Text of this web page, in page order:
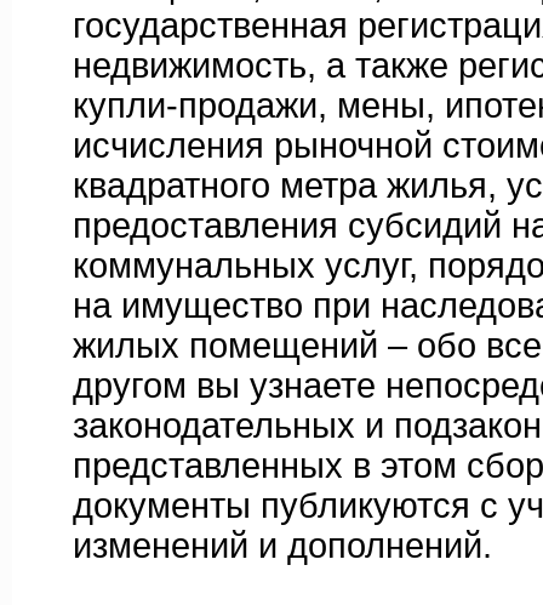
государственная
недвижимость, а также
купли-продажи, мены,
исчисления рыночной
квадратного метра жилья,
предоставления субсидий
коммунальных услуг,
на имущество при
жилых помещений – обо
другом вы узнаете
законодательных и
представленных в этом
документы публикуются с
изменений и дополнений.